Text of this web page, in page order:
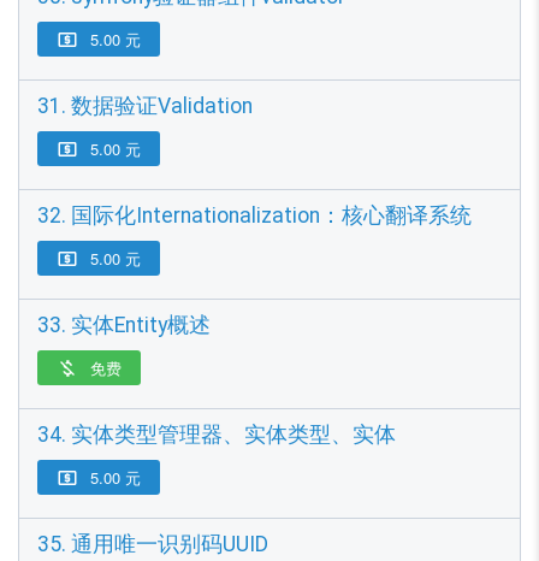
 5.00 元
31. 数据验证Validation
 5.00 元
32. 国际化Internationalization：核心翻译系统
 5.00 元
33. 实体Entity概述
 免费
34. 实体类型管理器、实体类型、实体
 5.00 元
35. 通用唯一识别码UUID